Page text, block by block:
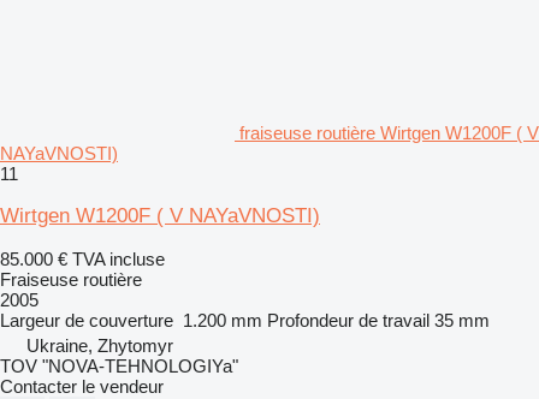
fraiseuse routière Wirtgen W1200F ( V
NAYaVNOSTI)
11
Wirtgen W1200F ( V NAYaVNOSTI)
85.000 € TVA incluse
Fraiseuse routière
2005
Largeur de couverture 1.200 mm Profondeur de travail 35 mm
Ukraine, Zhytomyr
TOV "NOVA-TEHNOLOGIYa"
Contacter le vendeur